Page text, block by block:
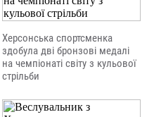
Херсонська спортсменка
здобула дві бронзові медалі
на чемпіонаті світу з кульової
стрільби